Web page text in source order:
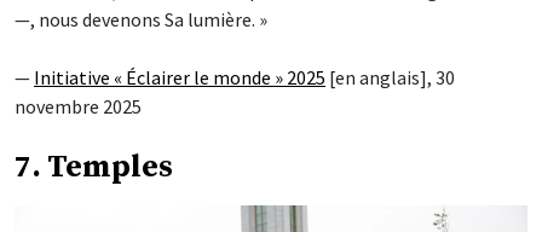
—, nous devenons Sa lumière. »
— Initiative « Éclairer le monde » 2025 [en anglais], 30
novembre 2025
7. Temples